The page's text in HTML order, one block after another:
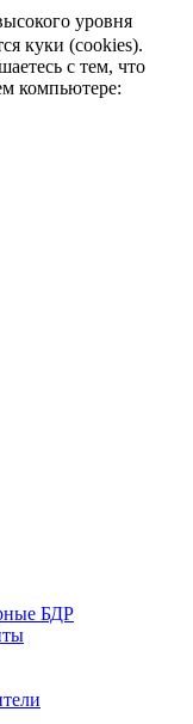
уровня
куки (cookies).
с тем, что
компьютере:
БДР